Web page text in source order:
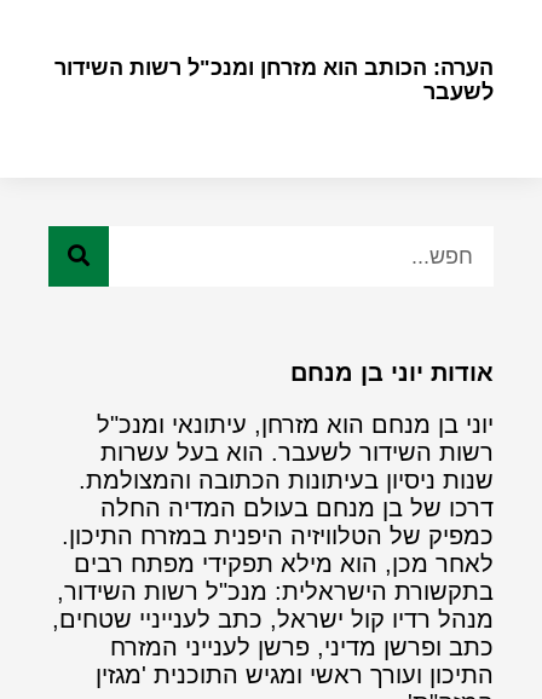
הערה: הכותב הוא מזרחן ומנכ"ל רשות השידור
לשעבר
אודות יוני בן מנחם
יוני בן מנחם הוא מזרחן, עיתונאי ומנכ"ל
רשות השידור לשעבר. הוא בעל עשרות
שנות ניסיון בעיתונות הכתובה והמצולמת.
דרכו של בן מנחם בעולם המדיה החלה
כמפיק של הטלוויזיה היפנית במזרח התיכון.
לאחר מכן, הוא מילא תפקידי מפתח רבים
בתקשורת הישראלית: מנכ"ל רשות השידור,
מנהל רדיו קול ישראל, כתב לענייניי שטחים,
כתב ופרשן מדיני, פרשן לענייני המזרח
התיכון ועורך ראשי ומגיש התוכנית 'מגזין